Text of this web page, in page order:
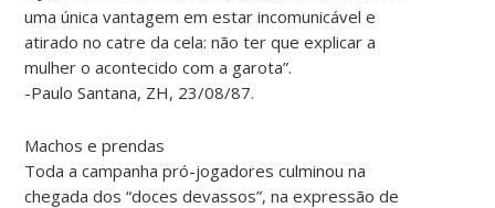
uma única vantagem em estar incomunicável e
atirado no catre da cela: não ter que explicar a
mulher o acontecido com a garota”.
-Paulo Santana, ZH, 23/08/87.
Machos e prendas
Toda a campanha pró-jogadores culminou na
chegada dos “doces devassos”, na expressão de